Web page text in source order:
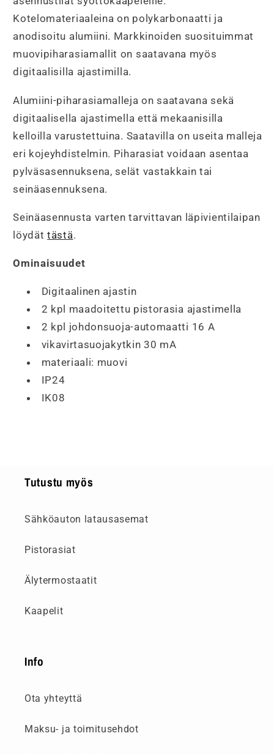
Kotelomateriaaleina on polykarbonaatti ja
anodisoitu alumiini. Markkinoiden suosituimmat
muovipiharasiamallit on saatavana myös
digitaalisilla ajastimilla.
Alumiini-piharasiamalleja on saatavana sekä
digitaalisella ajastimella että mekaanisilla
kelloilla varustettuina. Saatavilla on useita malleja
eri kojeyhdistelmin. Piharasiat voidaan asentaa
pylväsasennuksena, selät vastakkain tai
seinäasennuksena.
Seinäasennusta varten tarvittavan läpivientilaipan
löydättästä.
Ominaisuudet
Digitaalinen ajastin
2 kpl maadoitettu pistorasia ajastimella
2 kpl johdonsuoja-automaatti 16 A
vikavirtasuojakytkin 30 mA
materiaali: muovi
IP24
IK08
Tutustu myös
Sähköauton latausasemat
Pistorasiat
Älytermostaatit
Kaapelit
Info
Ota yhteyttä
Maksu- ja toimitusehdot